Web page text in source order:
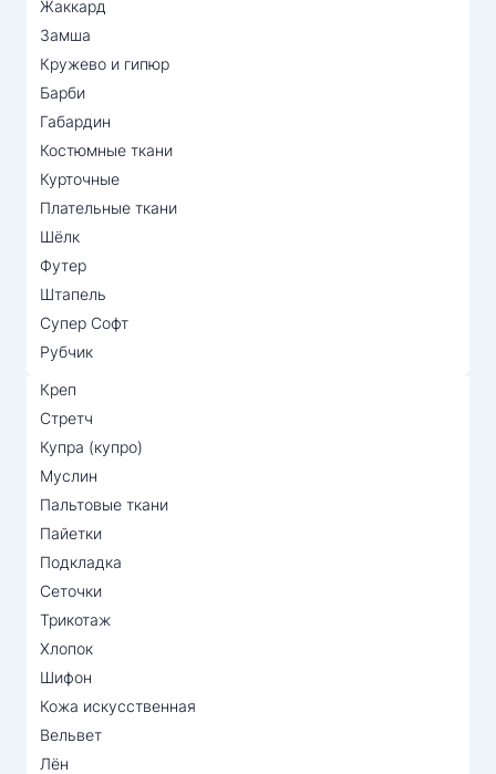
Жаккард
Замша
Кружево и гипюр
Барби
Габардин
Костюмные ткани
Курточные
Плательные ткани
Шёлк
Футер
Штапель
Супер Софт
Рубчик
Креп
Стретч
Купра (купро)
Муслин
Пальтовые ткани
Пайетки
Подкладка
Сеточки
Трикотаж
Хлопок
Шифон
Кожа искусственная
Вельвет
Лён